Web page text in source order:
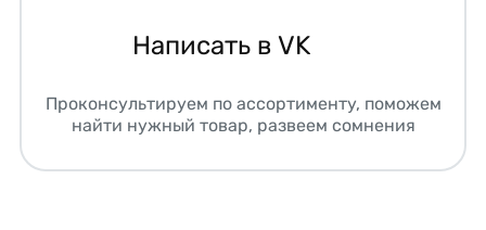
Написать в VK
Проконсультируем по ассортименту, поможем
найти нужный товар, развеем сомнения